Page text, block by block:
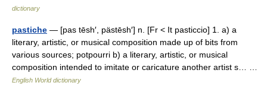
dictionary
pastiche — [pas tēsh′, pästēsh′] n. [Fr < It pasticcio] 1. a) a
literary, artistic, or musical composition made up of bits from
various sources; potpourri b) a literary, artistic, or musical
composition intended to imitate or caricature another artist s… …
English World dictionary